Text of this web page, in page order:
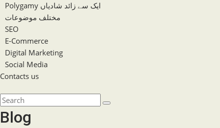
Polygamy ایک سے زائد شادیاں
مختلف موضوعات
SEO
E-Commerce
Digital Marketing
Social Media
Contacts us
website
search
Search
this
website
Blog